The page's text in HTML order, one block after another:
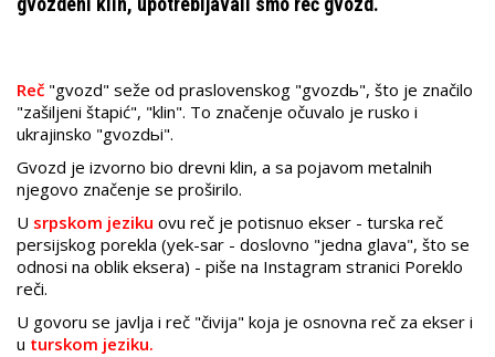
Reč "gvozd" seže od praslovenskog "gvozdь", što je značilo
"zašiljeni štapić", "klin". To značenje očuvalo je rusko i
ukrajinsko "gvozdьi".
Gvozd je izvorno bio drevni klin, a sa pojavom metalnih
njegovo značenje se proširilo.
U srpskom jeziku ovu reč je potisnuo ekser - turska reč
persijskog porekla (yek-sar - doslovno "jedna glava", što se
odnosi na oblik eksera) - piše na Instagram stranici Poreklo
reči.
U govoru se javlja i reč "čivija" koja je osnovna reč za ekser i
u turskom jeziku.